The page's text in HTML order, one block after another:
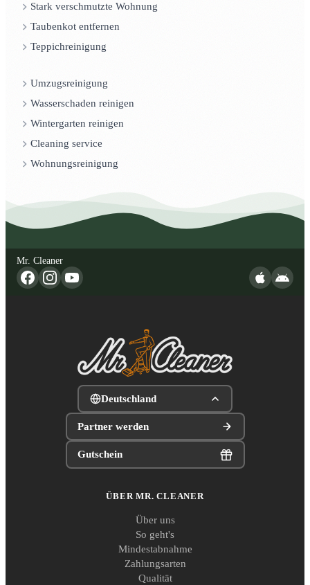
Stark verschmutzte Wohnung
Taubenkot entfernen
Teppichreinigung
Umzugsreinigung
Wasserschaden reinigen
Wintergarten reinigen
Cleaning service
Wohnungsreinigung
Mr. Cleaner
Deutschland
Partner werden
Gutschein
ÜBER MR. CLEANER
Über uns
So geht's
Mindestabnahme
Zahlungsarten
Qualität